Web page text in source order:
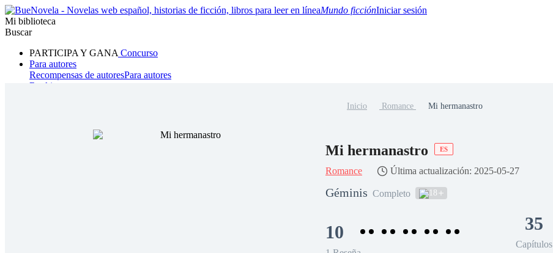
Mundo ficciónIniciar sesión
Mi biblioteca
Buscar
PARTICIPA Y GANA Concurso
Para autores
Recompensas de autoresPara autores
Ranking
Hombre lobo Mafia Sistema Fantasía
Inicio Romance Mi hermanastro
Mi hermanastro ES
Romance Última actualización: 2025-05-27
Géminis Completo 18
10 35
Capítulos